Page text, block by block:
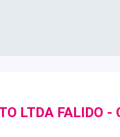
LTDA FALIDO -